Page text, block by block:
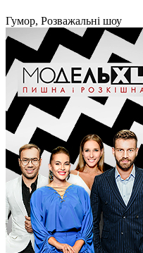
Гумор, Розважальні шоу